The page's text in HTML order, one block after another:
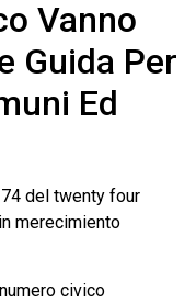
Vanno
Guida Per
Ed
del twenty four
merecimiento
civico